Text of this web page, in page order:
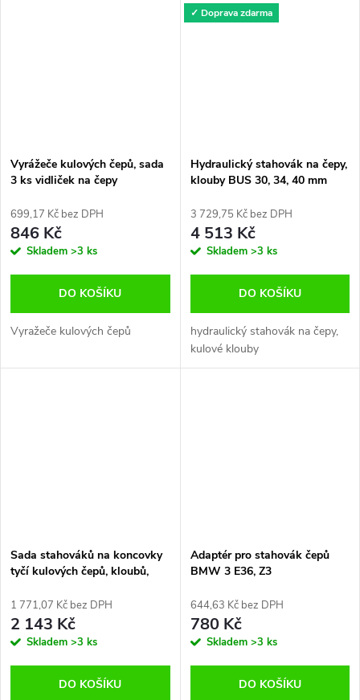
Vyrážeče kulových čepů, sada
3 ks vidliček na čepy
699,17 Kč bez DPH
846 Kč
Skladem >3 ks
DO KOŠÍKU
Vyražeče kulových čepů
✓ Doprava zdarma
Hydraulický stahovák na čepy,
klouby BUS 30, 34, 40 mm
3 729,75 Kč bez DPH
4 513 Kč
Skladem >3 ks
DO KOŠÍKU
hydraulický stahovák na čepy,
kulové klouby
Sada stahováků na koncovky
tyčí kulových čepů, kloubů,
1 771,07 Kč bez DPH
2 143 Kč
Skladem >3 ks
DO KOŠÍKU
Adaptér pro stahovák čepů
BMW 3 E36, Z3
644,63 Kč bez DPH
780 Kč
Skladem >3 ks
DO KOŠÍKU